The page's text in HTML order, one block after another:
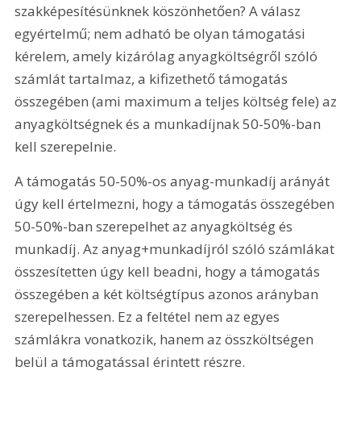
szakképesítésünknek köszönhetően? A válasz
egyértelmű; nem adható be olyan támogatási
kérelem, amely kizárólag anyagköltségről szóló
számlát tartalmaz, a kifizethető támogatás
összegében (ami maximum a teljes költség fele) az
anyagköltségnek és a munkadíjnak 50-50%-ban
kell szerepelnie.
A támogatás 50-50%-os anyag-munkadíj arányát
úgy kell értelmezni, hogy a támogatás összegében
50-50%-ban szerepelhet az anyagköltség és
munkadíj. Az anyag+munkadíjról szóló számlákat
összesítetten úgy kell beadni, hogy a támogatás
összegében a két költségtípus azonos arányban
szerepelhessen. Ez a feltétel nem az egyes
számlákra vonatkozik, hanem az összköltségen
belül a támogatással érintett részre.